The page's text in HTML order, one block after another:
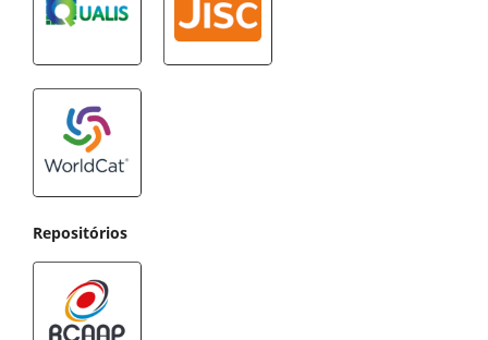
Repositórios